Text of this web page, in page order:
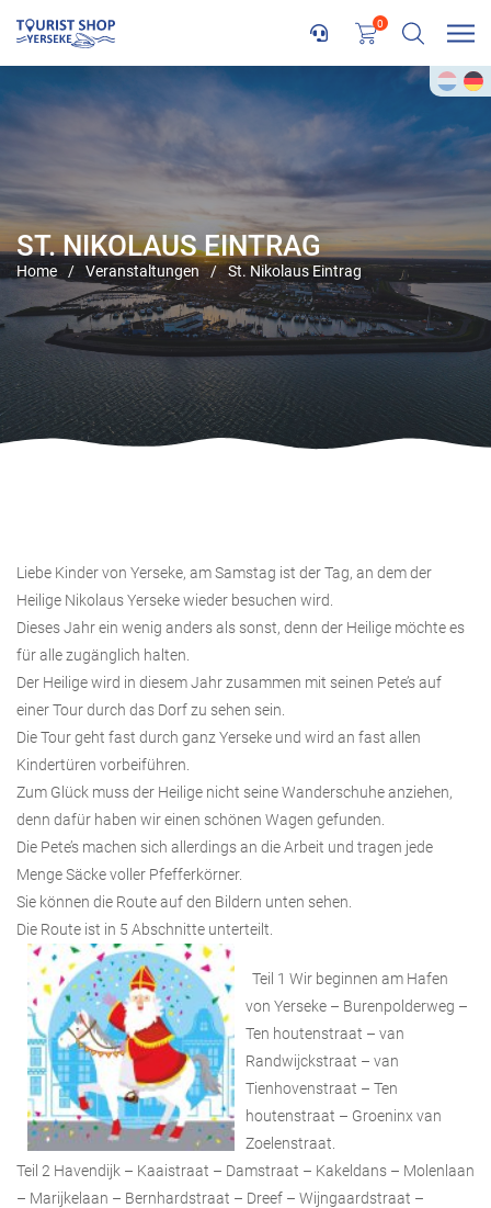
0
ST. NIKOLAUS EINTRAG
Home / Veranstaltungen / St. Nikolaus Eintrag
Liebe Kinder von Yerseke, am Samstag ist der Tag, an dem der
Heilige Nikolaus Yerseke wieder besuchen wird.
Dieses Jahr ein wenig anders als sonst, denn der Heilige möchte es
für alle zugänglich halten.
Der Heilige wird in diesem Jahr zusammen mit seinen Pete’s auf
einer Tour durch das Dorf zu sehen sein.
Die Tour geht fast durch ganz Yerseke und wird an fast allen
Kindertüren vorbeiführen.
Zum Glück muss der Heilige nicht seine Wanderschuhe anziehen,
denn dafür haben wir einen schönen Wagen gefunden.
Die Pete’s machen sich allerdings an die Arbeit und tragen jede
Menge Säcke voller Pfefferkörner.
Sie können die Route auf den Bildern unten sehen.
Die Route ist in 5 Abschnitte unterteilt.
Teil 1 Wir beginnen am Hafen
von Yerseke – Burenpolderweg –
Ten houtenstraat – van
Randwijckstraat – van
Tienhovenstraat – Ten
houtenstraat – Groeninx van
Zoelenstraat.
Teil 2 Havendijk – Kaaistraat – Damstraat – Kakeldans – Molenlaan
– Marijkelaan – Bernhardstraat – Dreef – Wijngaardstraat –